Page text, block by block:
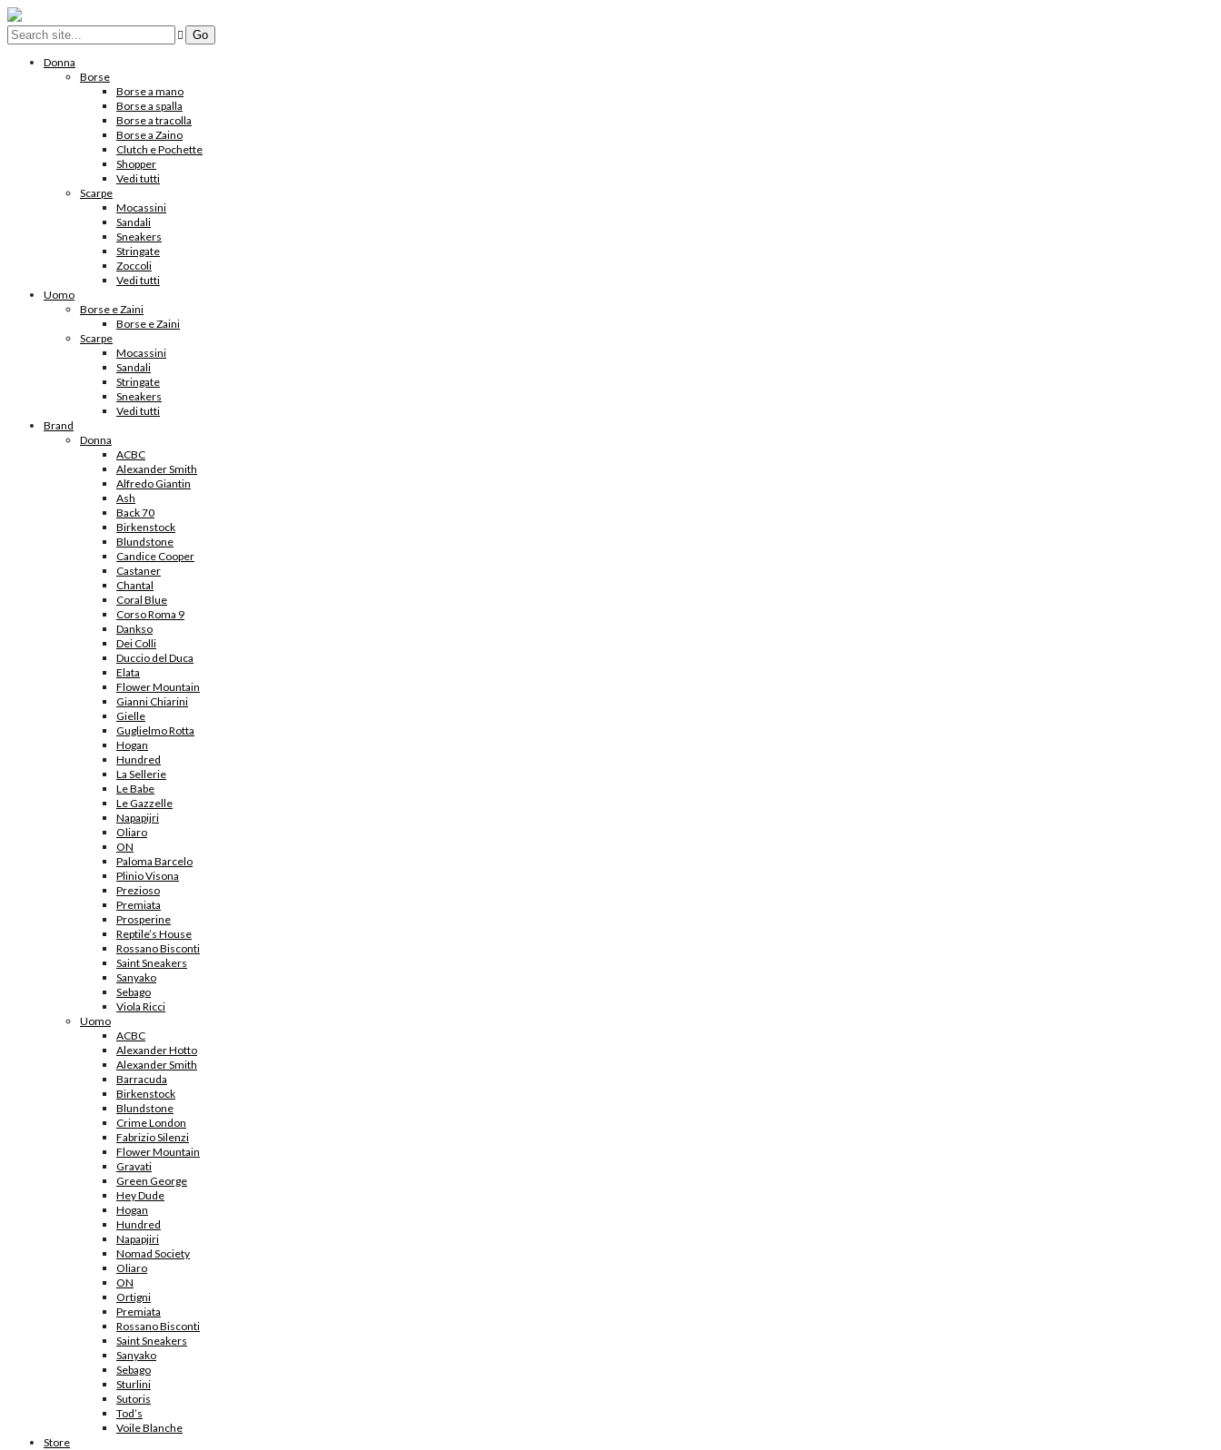
Donna
Borse
Borse a mano
Borse a spalla
Borse a tracolla
Borse a Zaino
Clutch e Pochette
Shopper
Vedi tutti
Scarpe
Mocassini
Sandali
Sneakers
Stringate
Zoccoli
Vedi tutti
Uomo
Borse e Zaini
Borse e Zaini
Scarpe
Mocassini
Sandali
Stringate
Sneakers
Vedi tutti
Brand
Donna
ACBC
Alexander Smith
Alfredo Giantin
Ash
Back 70
Birkenstock
Blundstone
Candice Cooper
Castaner
Chantal
Coral Blue
Corso Roma 9
Dankso
Dei Colli
Duccio del Duca
Elata
Flower Mountain
Gianni Chiarini
Gielle
Guglielmo Rotta
Hogan
Hundred
La Sellerie
Le Babe
Le Gazzelle
Napapijri
Oliaro
ON
Paloma Barcelo
Plinio Visona
Prezioso
Premiata
Prosperine
Reptile’s House
Rossano Bisconti
Saint Sneakers
Sanyako
Sebago
Viola Ricci
Uomo
ACBC
Alexander Hotto
Alexander Smith
Barracuda
Birkenstock
Blundstone
Crime London
Fabrizio Silenzi
Flower Mountain
Gravati
Green George
Hey Dude
Hogan
Hundred
Napapjiri
Nomad Society
Oliaro
ON
Ortigni
Premiata
Rossano Bisconti
Saint Sneakers
Sanyako
Sebago
Sturlini
Sutoris
Tod’s
Voile Blanche
Store